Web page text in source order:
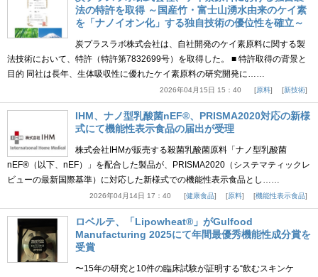
法の特許を取得 ～国産竹・富士山湧水由来のケイ素
を「ナノイオン化」する独自技術の優位性を確立～
炭プラスラボ株式会社は、自社開発のケイ素原料に関する製
法技術において、特許（特許第7832699号）を取得した。 ■ 特許取得の背景と
目的 同社は長年、生体吸収性に優れたケイ素原料の研究開発に……
2026年04月15日 15：40 原料 新技術
IHM、ナノ型乳酸菌nEF®、PRISMA2020対応の新様
式にて機能性表示食品の届出が受理
株式会社IHMが販売する殺菌乳酸菌原料「ナノ型乳酸菌
nEF®（以下、nEF）」を配合した製品が、PRISMA2020（システマティックレ
ビューの最新国際基準）に対応した新様式での機能性表示食品とし……
2026年04月14日 17：40 健康食品 原料 機能性表示食品
ロベルテ、「Lipowheat®」がGulfood
Manufacturing 2025にて年間最優秀機能性成分賞を
受賞
〜15年の研究と10件の臨床試験が証明する“飲むスキンケ